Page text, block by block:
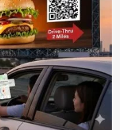
jak
wykorzystać
billboardy
do
reklamowania
branży
hotelarskiej?